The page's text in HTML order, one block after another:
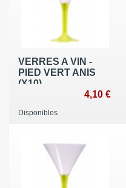
VERRES A VIN -
PIED VERT ANIS
(X10)
4,10 €
Disponibles